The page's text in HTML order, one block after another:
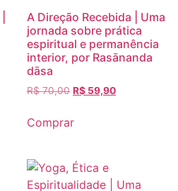
A Direção Recebida | Uma
jornada sobre prática
espiritual e permanência
interior, por Rasānanda
dāsa
R$70,00 R$ 59,90
Comprar